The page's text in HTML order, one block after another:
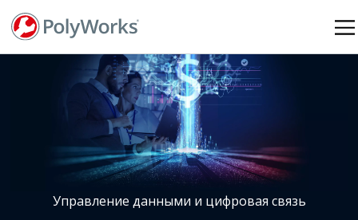
Перейти
Управление данными и цифровая связь